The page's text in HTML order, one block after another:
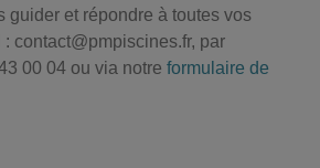
guider et répondre à toutes vos
contact@pmpiscines.fr, par
00 04 ou via notre formulaire de